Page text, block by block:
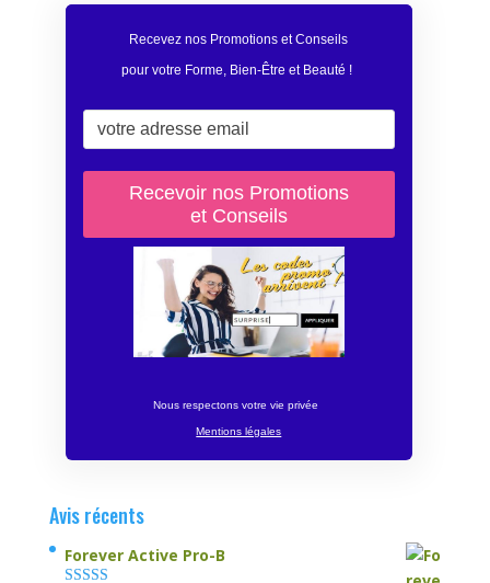
Recevez nos Promotions et Conseils
pour votre Forme, Bien-Être et Beauté !
Nous respectons votre vie privée
Mentions légales
Avis récents
Forever Active Pro-B